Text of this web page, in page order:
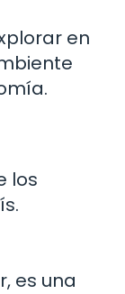
en
los
es una